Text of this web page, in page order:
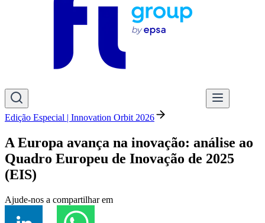
Edição Especial | Innovation Orbit 2026
A Europa avança na inovação: análise ao
Quadro Europeu de Inovação de 2025
(EIS)
Ajude-nos a compartilhar em